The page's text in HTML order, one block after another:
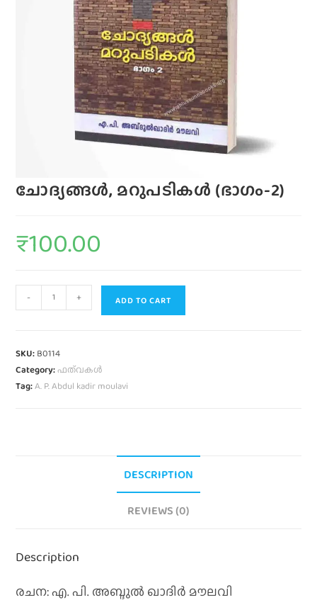
ചോദ്യങ്ങൾ, മറുപടികൾ (ഭാഗം-2)
₹100.00
- + ADD TO CART
SKU: B0114
Category:ഫത്‌വകൾ
Tag:A. P. Abdul kadir moulavi
DESCRIPTION
REVIEWS (0)
Description
രചന: എ. പി. അബ്ദുൽ ഖാദിർ മൗലവി